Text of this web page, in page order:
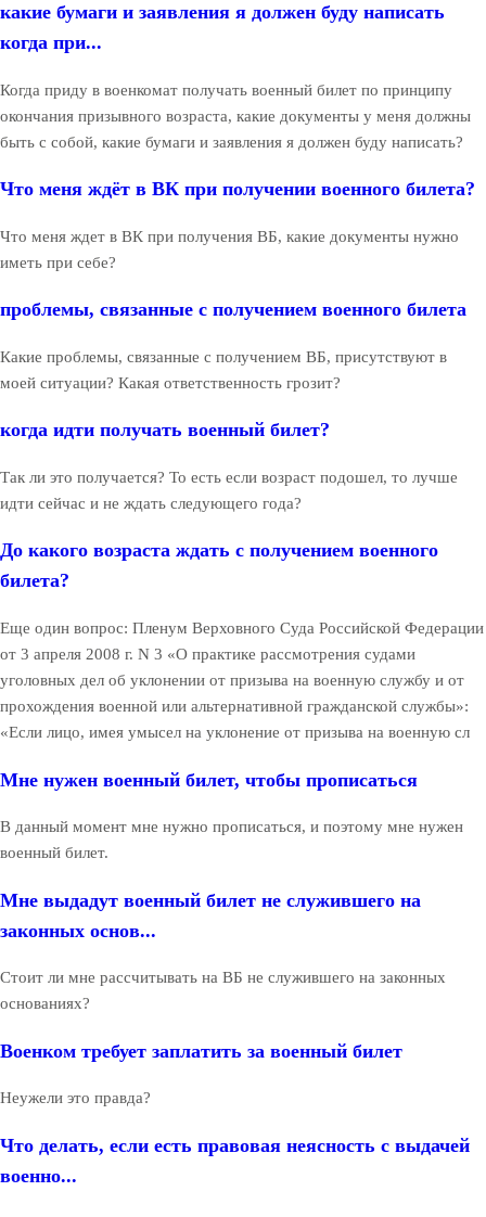
какие бумаги и заявления я должен буду написать
когда при...
Когда приду в военкомат получать военный билет по принципу
окончания призывного возраста, какие документы у меня должны
быть с собой, какие бумаги и заявления я должен буду написать?
Что меня ждёт в ВК при получении военного билета?
Что меня ждет в ВК при получения ВБ, какие документы нужно
иметь при себе?
проблемы, связанные с получением военного билета
Какие проблемы, связанные с получением ВБ, присутствуют в
моей ситуации? Какая ответственность грозит?
когда идти получать военный билет?
Так ли это получается? То есть если возраст подошел, то лучше
идти сейчас и не ждать следующего года?
До какого возраста ждать с получением военного
билета?
Еще один вопрос: Пленум Верховного Суда Российской Федерации
от 3 апреля 2008 г. N 3 «О практике рассмотрения судами
уголовных дел об уклонении от призыва на военную службу и от
прохождения военной или альтернативной гражданской службы»:
«Если лицо, имея умысел на уклонение от призыва на военную сл
Мне нужен военный билет, чтобы прописаться
В данный момент мне нужно прописаться, и поэтому мне нужен
военный билет.
Мне выдадут военный билет не служившего на
законных основ...
Стоит ли мне рассчитывать на ВБ не служившего на законных
основаниях?
Военком требует заплатить за военный билет
Неужели это правда?
Что делать, если есть правовая неясность с выдачей
военно...